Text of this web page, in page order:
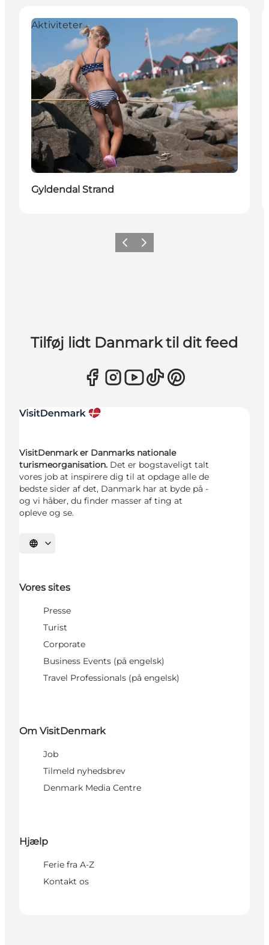
Aktiviteter
Gyldendal Strand
ForrigeNæste
Tilføj lidt Danmark til dit feed
VisitDenmark er Danmarks nationale
turismeorganisation. Det er bogstaveligt talt
vores job at inspirere dig til at opdage alle de
bedste sider af det, Danmark har at byde på -
og vi håber, du finder masser af ting at
opleve og se.
Vælg sprog
Vores sites
Presse
Turist
Corporate
Business Events (på engelsk)
Travel Professionals (på engelsk)
Om VisitDenmark
Job
Tilmeld nyhedsbrev
Denmark Media Centre
Hjælp
Ferie fra A-Z
Kontakt os